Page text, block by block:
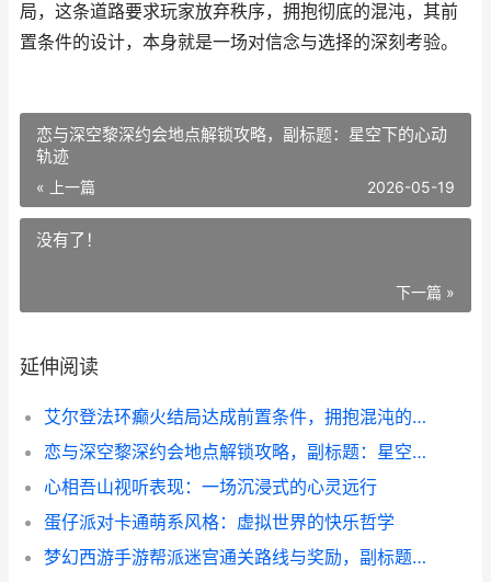
局，这条道路要求玩家放弃秩序，拥抱彻底的混沌，其前
置条件的设计，本身就是一场对信念与选择的深刻考验。
恋与深空黎深约会地点解锁攻略，副标题：星空下的心动
轨迹
« 上一篇 2026-05-19
没有了！
下一篇 »
延伸阅读
艾尔登法环癫火结局达成前置条件，拥抱混沌的终极抉择，副标题，癫火之路的献祭与启示
恋与深空黎深约会地点解锁攻略，副标题：星空下的心动轨迹
心相吾山视听表现：一场沉浸式的心灵远行
蛋仔派对卡通萌系风格：虚拟世界的快乐哲学
梦幻西游手游帮派迷宫通关路线与奖励，副标题迷宫探秘与财富指南